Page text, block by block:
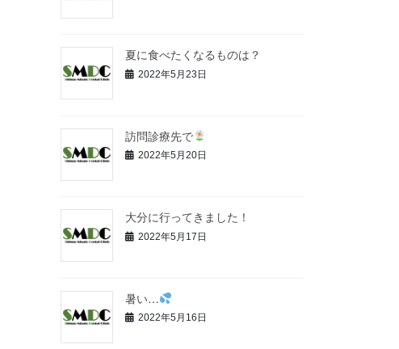
夏に食べたくなるものは？
2022年5月23日
訪問診療先で
2022年5月20日
大分に行ってきました！
2022年5月17日
暑い…
2022年5月16日